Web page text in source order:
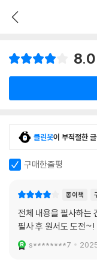
8.0
클린봇이 부적절한
구매한줄평
종이책
전체 내용을 필사하는
필사 후 원서도 도전~!
s********7